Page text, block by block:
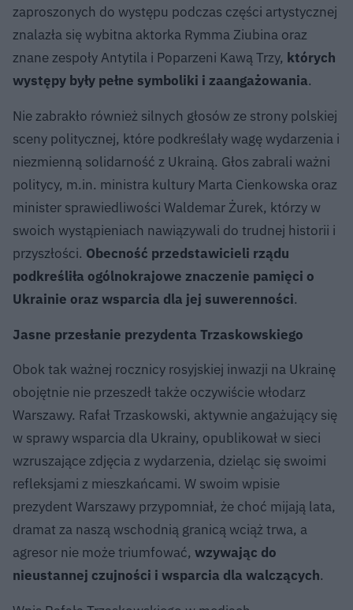
zaproszonych do występu podczas części artystycznej
znalazła się wybitna aktorka Rymma Ziubina oraz
znane zespoły Antytila i Poparzeni Kawą Trzy, których
występy były pełne symboliki i zaangażowania.
Nie zabrakło również silnych głosów ze strony polskiej
sceny politycznej, które podkreślały wagę wydarzenia i
niezmienną solidarność z Ukrainą. Głos zabrali ważni
politycy, m.in. ministra kultury Marta Cienkowska oraz
minister sprawiedliwości Waldemar Żurek, którzy w
swoich wystąpieniach nawiązywali do trudnej historii i
przyszłości. Obecność przedstawicieli rządu
podkreśliła ogólnokrajowe znaczenie pamięci o
Ukrainie oraz wsparcia dla jej suwerenności.
Jasne przesłanie prezydenta Trzaskowskiego
Obok tak ważnej rocznicy rosyjskiej inwazji na Ukrainę
obojętnie nie przeszedł także oczywiście włodarz
Warszawy. Rafał Trzaskowski, aktywnie angażujący się
w sprawy wsparcia dla Ukrainy, opublikował w sieci
wzruszające zdjęcia z wydarzenia, dzieląc się swoimi
refleksjami z mieszkańcami. W swoim wpisie
prezydent Warszawy przypomniał, że choć mijają lata,
dramat za naszą wschodnią granicą wciąż trwa, a
agresor nie może triumfować, wzywając do
nieustannej czujności i wsparcia dla walczących.